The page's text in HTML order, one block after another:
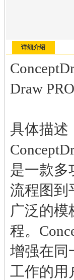
详细介绍
Draw
具体描述
是一款多
流程图到
广泛的模
程。
增强在同
工作的用